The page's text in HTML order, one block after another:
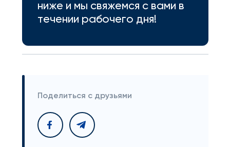
ниже и мы свяжемся с вами в
течении рабочего дня!
Поделиться с друзьями